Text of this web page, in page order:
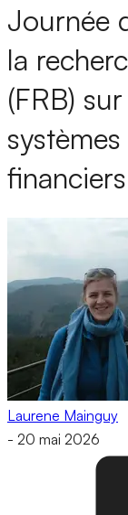
Journée
la
(FRB)
financiers
Laurene Mainguy
- 20 mai 2026